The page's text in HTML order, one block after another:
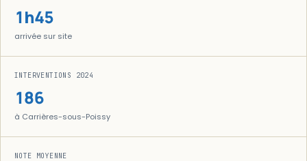
1h45
arrivée sur site
INTERVENTIONS 2024
186
à Carrières-sous-Poissy
NOTE MOYENNE